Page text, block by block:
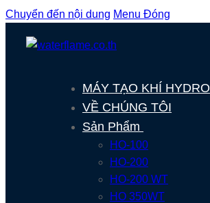
Chuyển đến nội dung Menu Đóng
MÁY TẠO KHÍ HYDRO
VỀ CHÚNG TÔI
Sản Phẩm
HO-100
HO-200
HO-200 WT
HO 350WT